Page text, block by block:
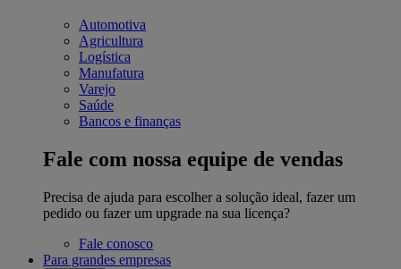
Automotiva
Agricultura
Logística
Manufatura
Varejo
Saúde
Bancos e finanças
Fale com nossa equipe de vendas
Precisa de ajuda para escolher a solução ideal, fazer um
pedido ou fazer um upgrade na sua licença?
Fale conosco
Para grandes empresas